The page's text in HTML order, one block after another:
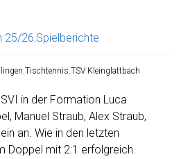
25/26,Spielberichte
,Tischtennis,TSV Kleinglattbach
in der Formation Luca
Manuel Straub, Alex Straub,
an. Wie in den letzten
Doppel mit 2:1 erfolgreich.